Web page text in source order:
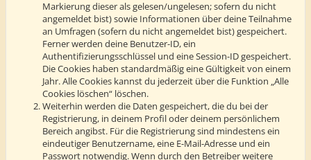
Markierung dieser als gelesen/ungelesen; sofern du nicht
angemeldet bist) sowie Informationen über deine Teilnahme
an Umfragen (sofern du nicht angemeldet bist) gespeichert.
Ferner werden deine Benutzer-ID, ein
Authentifizierungsschlüssel und eine Session-ID gespeichert.
Die Cookies haben standardmäßig eine Gültigkeit von einem
Jahr. Alle Cookies kannst du jederzeit über die Funktion „Alle
Cookies löschen“ löschen.
Weiterhin werden die Daten gespeichert, die du bei der
Registrierung, in deinem Profil oder deinem persönlichem
Bereich angibst. Für die Registrierung sind mindestens ein
eindeutiger Benutzername, eine E-Mail-Adresse und ein
Passwort notwendig. Wenn durch den Betreiber weitere